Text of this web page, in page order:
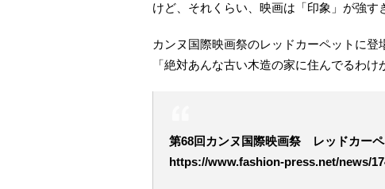
けど、それくらい、映画は「印象」が強す
カンヌ国際映画祭のレッドカーペットに
「絶対あんな古い木造の家に住んでるわ
第68回カンヌ国際映画祭 レッドカー
https://www.fashion-press.net/news/